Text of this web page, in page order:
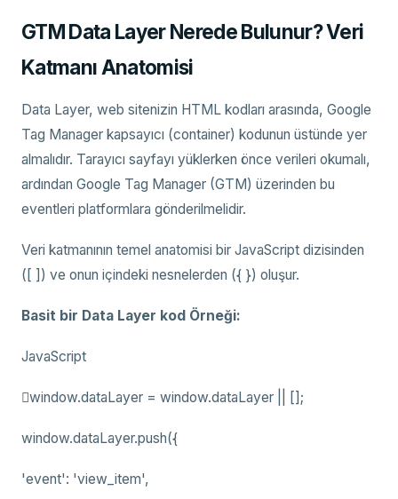
GTM Data Layer Nerede Bulunur? Veri
Katmanı Anatomisi
Data Layer, web sitenizin HTML kodları arasında, Google
Tag Manager kapsayıcı (container) kodunun üstünde yer
almalıdır. Tarayıcı sayfayı yüklerken önce verileri okumalı,
ardından Google Tag Manager (GTM) üzerinden bu
eventleri platformlara gönderilmelidir.
Veri katmanının temel anatomisi bir JavaScript dizisinden
([ ]) ve onun içindeki nesnelerden ({ }) oluşur.
Basit bir Data Layer kod Örneği:
JavaScript
window.dataLayer = window.dataLayer || [];
window.dataLayer.push({
'event': 'view_item',